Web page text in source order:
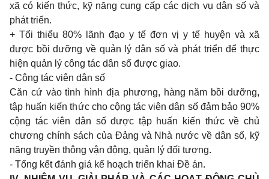
xã có kiến thức, kỹ năngcung cấp các dịch vụ dân số và
phát triển.
+ Tối thiểu 80% lãnh đạo y tế đơn vị y tế huyện và xã
được bồi dưỡng về quản lý dân số và phát triển để thực
hiện quản lý công tác dân số được giao.
- Cộng tác viên dân số
Căn cứ vào tình hình địa phương, hàng năm bồi dưỡng,
tập huấn kiến thức cho cộng tác viên dân số đảm bảo90%
cộng tác viên dân số được tập huấn kiến thức về chủ
chương chính sách của Đảng và Nhà nước về dân số, kỹ
năng truyền thông vận động, quản lý đối tượng.
- Tổng kết đánh giá kế hoạch triển khai Đề án.